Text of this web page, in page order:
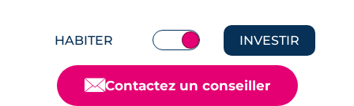
HABITER INVESTIR
📧Contactez un conseiller